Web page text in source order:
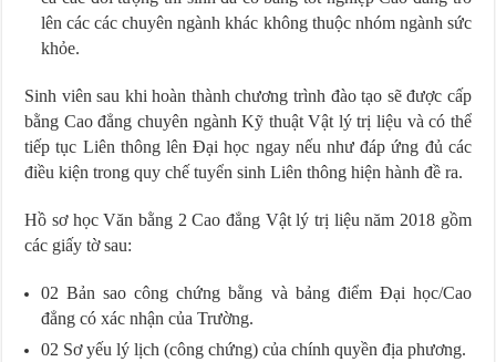
lên các các chuyên ngành khác không thuộc nhóm ngành sức
khỏe.
Sinh viên sau khi hoàn thành chương trình đào tạo sẽ được cấp
bằng Cao đẳng chuyên ngành Kỹ thuật Vật lý trị liệu và có thể
tiếp tục Liên thông lên Đại học ngay nếu như đáp ứng đủ các
điều kiện trong quy chế tuyển sinh Liên thông hiện hành đề ra.
Hồ sơ học Văn bằng 2 Cao đẳng Vật lý trị liệu năm 2018 gồm
các giấy tờ sau:
02 Bản sao công chứng bằng và bảng điểm Đại học/Cao
đẳng có xác nhận của Trường.
02 Sơ yếu lý lịch (công chứng) của chính quyền địa phương.